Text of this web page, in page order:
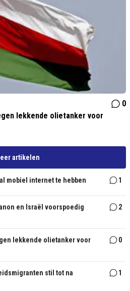
0
lekkende olietanker voor
artikelen
mobiel internet te hebben 1
en Israël voorspoedig
2
lekkende olietanker voor
0
stil tot na
1